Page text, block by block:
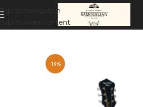
Skip to navigation
Skip to main content
-13%